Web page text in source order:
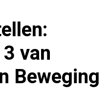
van
Beweging